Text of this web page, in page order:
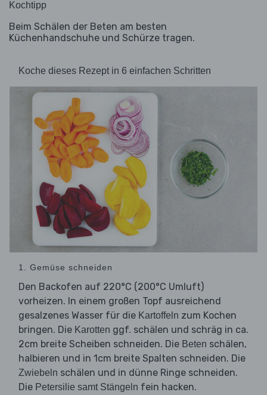
Kochtipp
Beim Schälen der Beten am besten
Küchenhandschuhe und Schürze tragen.
Koche dieses Rezept in 6 einfachen Schritten
1. Gemüse schneiden
Den Backofen auf 220°C (200°C Umluft)
vorheizen. In einem großen Topf ausreichend
gesalzenes Wasser für die Kartoffeln zum Kochen
bringen. Die Karotten ggf. schälen und schräg in ca.
2cm breite Scheiben schneiden. Die Beten schälen,
halbieren und in 1cm breite Spalten schneiden. Die
Zwiebeln schälen und in dünne Ringe schneiden.
Die Petersilie samt Stängeln fein hacken.